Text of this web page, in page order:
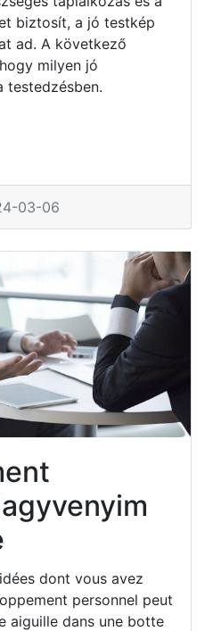
biztosít, a jó testkép
ad. A következő
milyen jó
testedzésben.
03-06
dont vous avez
personnel peut
aiguille dans une botte